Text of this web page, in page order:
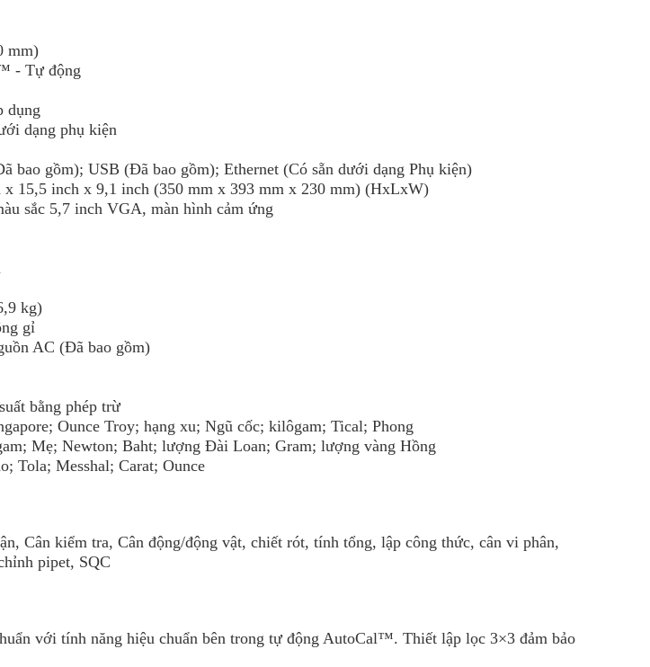
mm)
- Tự động
dụng
dạng phụ kiện
bao gồm); USB (Đã bao gồm); Ethernet (Có sẵn dưới dạng Phụ kiện)
x 15,5 inch x 9,1 inch (350 mm x 393 mm x 230 mm) (HxLxW)
sắc 5,7 inch VGA, màn hình cảm ứng
kg)
gỉ
AC (Đã bao gồm)
bằng phép trừ
Ounce Troy; hạng xu; Ngũ cốc; kilôgam; Tical; Phong
Mẹ; Newton; Baht; lượng Đài Loan; Gram; lượng vàng Hồng
Tola; Messhal; Carat; Ounce
Cân kiểm tra, Cân động/động vật, chiết rót, tính tổng, lập công thức, cân vi phân,
pipet, SQC
với tính năng hiệu chuẩn bên trong tự động AutoCal™. Thiết lập lọc 3×3 đảm bảo